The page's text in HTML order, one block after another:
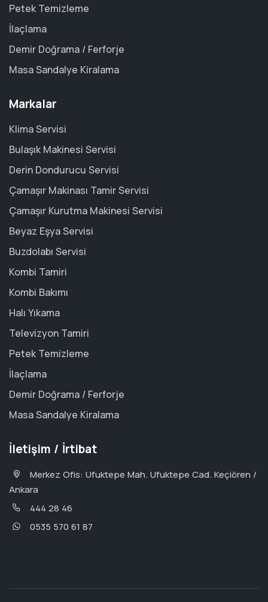
Petek Temizleme
İlaçlama
Demir Doğrama / Ferforje
Masa Sandalye Kiralama
Markalar
Klima Servisi
Bulaşık Makinesi Servisi
Derin Dondurucu Servisi
Çamaşır Makinası Tamir Servisi
Çamaşır Kurutma Makinesi Servisi
Beyaz Eşya Servisi
Buzdolabı Servisi
Kombi Tamiri
Kombi Bakımı
Halı Yıkama
Televizyon Tamiri
Petek Temizleme
İlaçlama
Demir Doğrama / Ferforje
Masa Sandalye Kiralama
İletişim / İrtibat
Merkez Ofis: Ufuktepe Mah. Ufuktepe Cad. Keçiören /
Ankara
444 28 46
0535 570 61 87